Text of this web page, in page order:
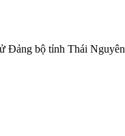
Đảng bộ tỉnh Thái Nguyên